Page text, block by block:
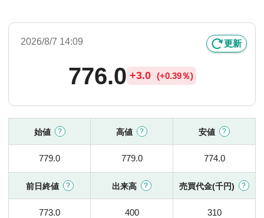
2026/8/7 14:09 更新
776.0 +3.0 (+0.39％)
始値 高値 安値
779.0 779.0 774.0
前日終値 出来高 売買代金(千円)
773.0 400 310